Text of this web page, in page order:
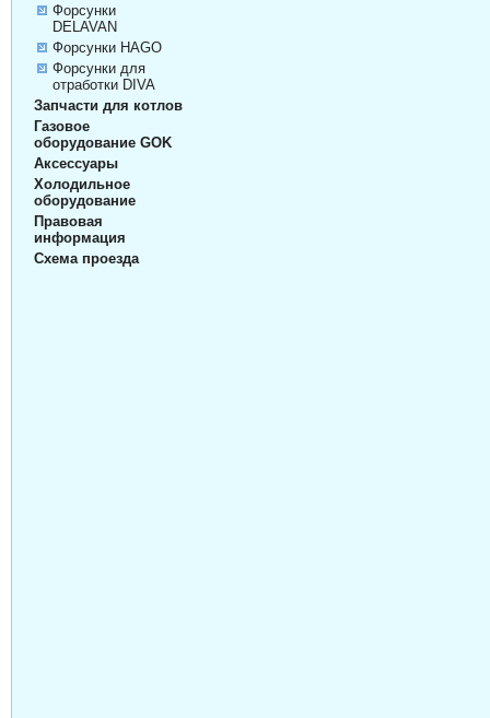
Форсунки
DELAVAN
Форсунки HAGO
Форсунки для
отработки DIVA
Запчасти для котлов
Газовое
оборудование GOK
Аксессуары
Холодильное
оборудование
Правовая
информация
Схема проезда